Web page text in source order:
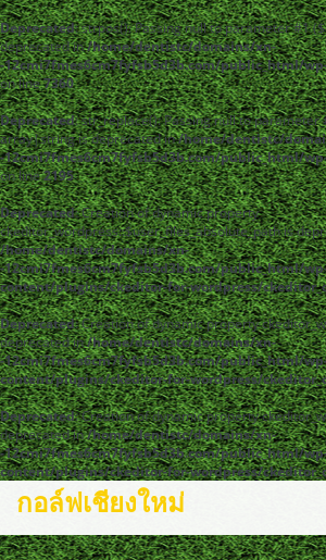
Deprecated: strpos(): Passing null to parameter #1
deprecated in/home/dentistc/domains/xn-
-12cmi7fmes6cm7fyfsb5d3b.com/public_html/
on line7360
Deprecated: str_replace(): Passing null to parameter
array|string is deprecated in/home/dentistc/
-12cmi7fmes6cm7fyfsb5d3b.com/public_html/
on line2195
Deprecated: Creation of dynamic property
ckeditor_wordpress::$user_files_absolute_path is
/home/dentistc/domains/xn-
-12cmi7fmes6cm7fyfsb5d3b.com/public_html/
content/plugins/ckeditor-for-wordpress/
Deprecated: Creation of dynamic property
deprecated in/home/dentistc/domains/xn-
-12cmi7fmes6cm7fyfsb5d3b.com/public_html/
content/plugins/ckeditor-for-wordpress/
Deprecated: Creation of dynamic property
deprecated in/home/dentistc/domains/xn-
-12cmi7fmes6cm7fyfsb5d3b.com/public_html/
content/plugins/ckeditor-for-wordpress/
กอล์ฟเชียงใหม่